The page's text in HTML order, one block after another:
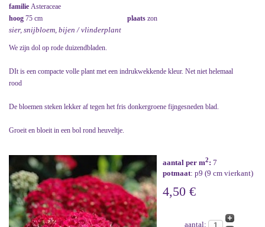
familie Asteraceae
hoog 75 cm plaats zon
sier, snijbloem, bijen / vlinderplant
We zijn dol op rode duizendbladen.
DIt is een compacte volle plant met een indrukwekkende kleur. Net niet helemaal
rood
De bloemen steken lekker af tegen het fris donkergroene fijngesneden blad.
Groeit en bloeit in een bol rond heuveltje.
aantal per m2: 7
potmaat: p9 (9 cm vierkant)
4,50 €
aantal: